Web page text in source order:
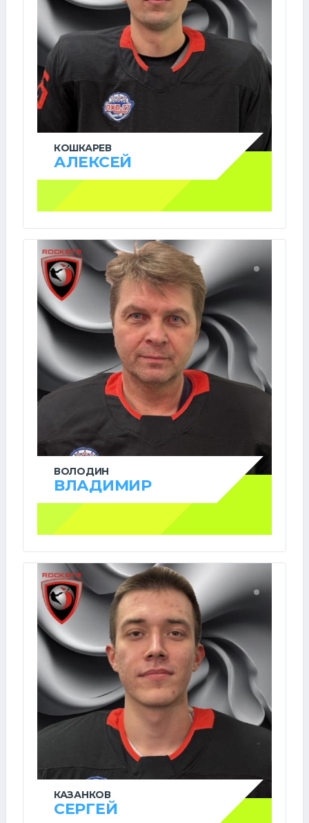
КОШКАРЕВ
АЛЕКСЕЙ
ВОЛОДИН
ВЛАДИМИР
КАЗАНКОВ
СЕРГЕЙ